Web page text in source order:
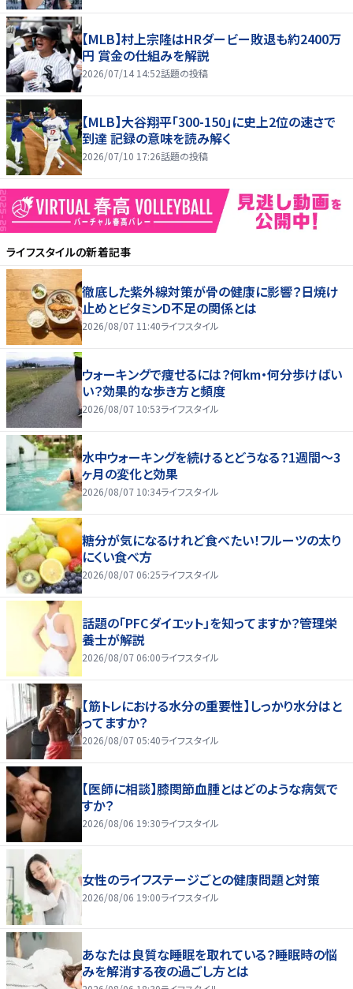
【MLB】村上宗隆はHRダービー敗退も約2400万
円 賞金の仕組みを解説
2026/07/14 14:52話題の投稿
【MLB】大谷翔平「300-150」に史上2位の速さで
到達 記録の意味を読み解く
2026/07/10 17:26話題の投稿
ライフスタイルの新着記事
徹底した紫外線対策が骨の健康に影響？日焼け
止めとビタミンD不足の関係とは
2026/08/07 11:40ライフスタイル
ウォーキングで痩せるには？何km・何分歩けばい
い？効果的な歩き方と頻度
2026/08/07 10:53ライフスタイル
水中ウォーキングを続けるとどうなる？1週間～3
ヶ月の変化と効果
2026/08/07 10:34ライフスタイル
糖分が気になるけれど食べたい！フルーツの太り
にくい食べ方
2026/08/07 06:25ライフスタイル
話題の「PFCダイエット」を知ってますか？管理栄
養士が解説
2026/08/07 06:00ライフスタイル
【筋トレにおける水分の重要性】しっかり水分はと
ってますか？
2026/08/07 05:40ライフスタイル
【医師に相談】膝関節血腫とはどのような病気で
すか？
2026/08/06 19:30ライフスタイル
女性のライフステージごとの健康問題と対策
2026/08/06 19:00ライフスタイル
あなたは良質な睡眠を取れている？睡眠時の悩
みを解消する夜の過ごし方とは